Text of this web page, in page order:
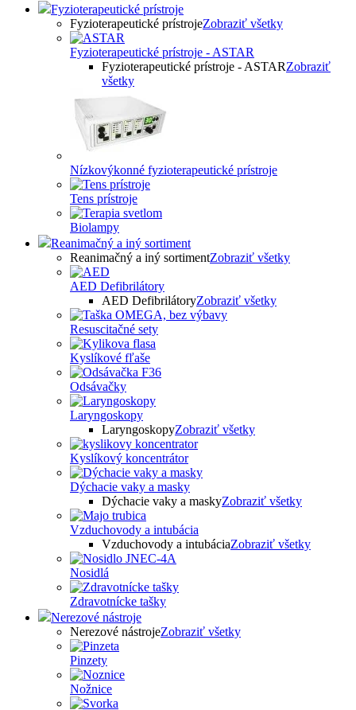
Fyzioterapeutické prístroje
Fyzioterapeutické prístrojeZobraziť všetky
Fyzioterapeutické prístroje - ASTAR
Fyzioterapeutické prístroje - ASTARZobraziť
všetky
Nízkovýkonné fyzioterapeutické prístroje
Tens prístroje
Biolampy
Reanimačný a iný sortiment
Reanimačný a iný sortimentZobraziť všetky
AED Defibrilátory
AED DefibrilátoryZobraziť všetky
Resuscitačné sety
Kyslíkové fľaše
Odsávačky
Laryngoskopy
LaryngoskopyZobraziť všetky
Kyslíkový koncentrátor
Dýchacie vaky a masky
Dýchacie vaky a maskyZobraziť všetky
Vzduchovody a intubácia
Vzduchovody a intubáciaZobraziť všetky
Nosidlá
Zdravotnícke tašky
Nerezové nástroje
Nerezové nástrojeZobraziť všetky
Pinzety
Nožnice